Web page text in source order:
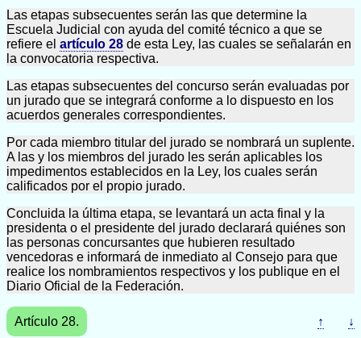
Las etapas subsecuentes serán las que determine la
Escuela Judicial con ayuda del comité técnico a que se
refiere el artículo 28 de esta Ley, las cuales se señalarán en
la convocatoria respectiva.
Las etapas subsecuentes del concurso serán evaluadas por
un jurado que se integrará conforme a lo dispuesto en los
acuerdos generales correspondientes.
Por cada miembro titular del jurado se nombrará un suplente.
A las y los miembros del jurado les serán aplicables los
impedimentos establecidos en la Ley, los cuales serán
calificados por el propio jurado.
Concluida la última etapa, se levantará un acta final y la
presidenta o el presidente del jurado declarará quiénes son
las personas concursantes que hubieren resultado
vencedoras e informará de inmediato al Consejo para que
realice los nombramientos respectivos y los publique en el
Diario Oficial de la Federación.
Artículo 28. ↑ ↓